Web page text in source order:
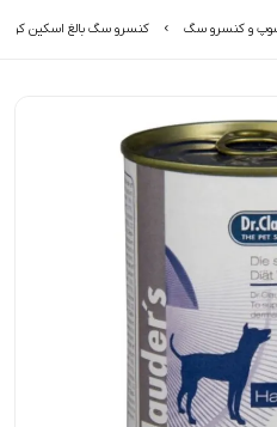
و کنسرو سگ کنسرو سگ بالغ اسکین کر